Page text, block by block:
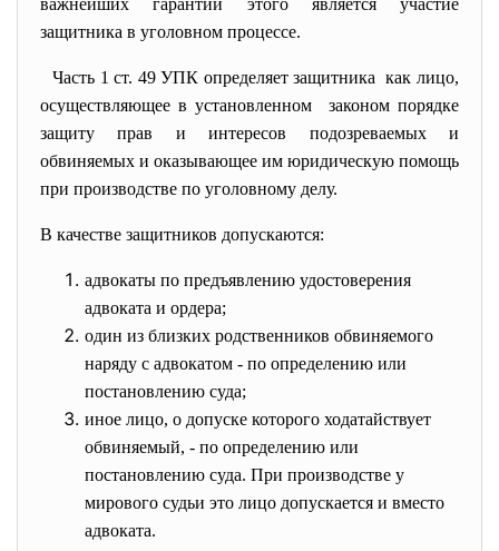
важнейших гарантий этого является участие
защитника в уголовном процессе.
Часть 1 ст. 49 УПК определяет защитника как лицо,
осуществляющее в установленном законом порядке
защиту прав и интересов подозреваемых и
обвиняемых и оказывающее им юридическую помощь
при производстве по уголовному делу.
В качестве защитников допускаются:
адвокаты по предъявлению удостоверения
адвоката и ордера;
один из близких родственников обвиняемого
наряду с адвокатом - по определению или
постановлению суда;
иное лицо, о допуске которого ходатайствует
обвиняемый, - по определению или
постановлению суда. При производстве у
мирового судьи это лицо допускается и вместо
адвоката.